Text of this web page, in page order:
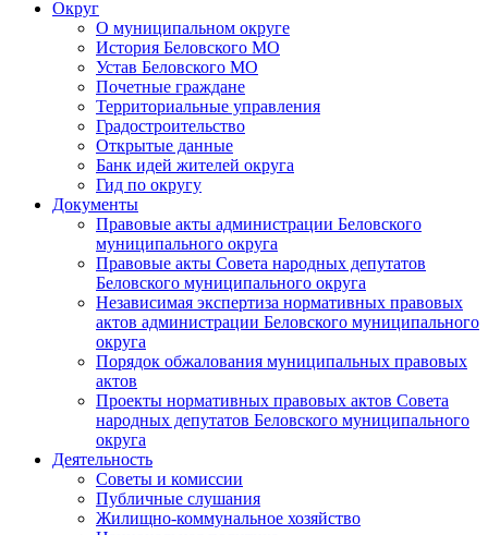
Округ
О муниципальном округе
История Беловского МО
Устав Беловского МО
Почетные граждане
Территориальные управления
Градостроительство
Открытые данные
Банк идей жителей округа
Гид по округу
Документы
Правовые акты администрации Беловского
муниципального округа
Правовые акты Совета народных депутатов
Беловского муниципального округа
Независимая экспертиза нормативных правовых
актов администрации Беловского муниципального
округа
Порядок обжалования муниципальных правовых
актов
Проекты нормативных правовых актов Совета
народных депутатов Беловского муниципального
округа
Деятельность
Советы и комиссии
Публичные слушания
Жилищно-коммунальное хозяйство